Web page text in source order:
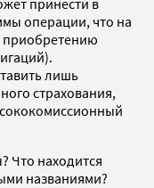
операции, что на
лишь
страхования,
Что находится
названиями?